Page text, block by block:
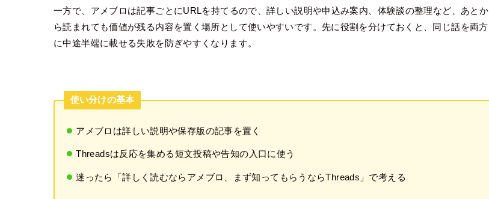
一方で、アメブロは記事ごとにURLを持てるので、詳しい説明や申込み案内、体験談の整理など、あとか
ら読まれても価値が残る内容を置く場所として使いやすいです。先に役割を分けておくと、同じ話を両方
に中途半端に載せる失敗を防ぎやすくなります。
使い分けの基本
アメブロは詳しい説明や保存版の記事を置く
Threadsは反応を集める短文投稿や告知の入口に使う
迷ったら「詳しく読むならアメブロ、まず知ってもらうならThreads」で考える